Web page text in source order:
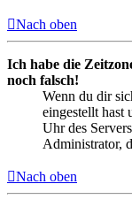
Nach oben
Ich habe die
noch falsch!
Wenn du dir
eingestellt hast
Uhr des
Administrator,
Nach oben